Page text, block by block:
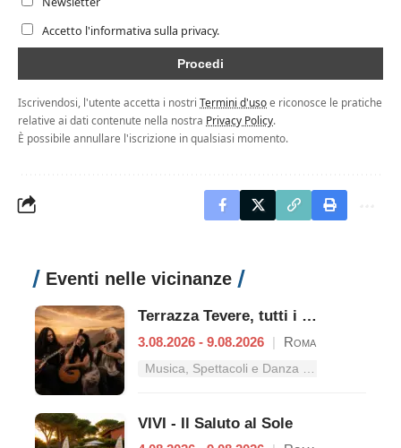
Accetto l'informativa sulla privacy.
Iscrivendosi, l'utente accetta i nostri Termini d'usoe riconosce le pratiche
relative ai dati contenute nella nostra Privacy Policy.
È possibile annullare l'iscrizione in qualsiasi momento.
Eventi nelle vicinanze
Terrazza Tevere, tutti i concerti dal 3 al 9 agosto
3.08.2026 - 9.08.2026 | Roma
VIVI - Il Saluto al Sole